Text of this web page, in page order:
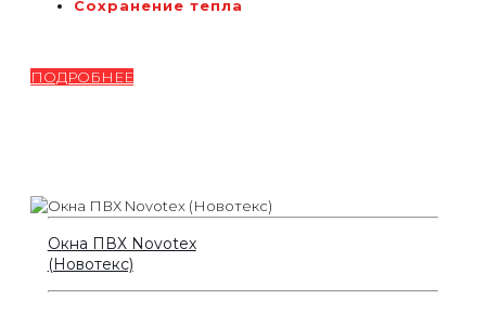
Сохранение тепла
ПОДРОБНЕЕ
Окна ПВХ Novotex
(Новотекс)